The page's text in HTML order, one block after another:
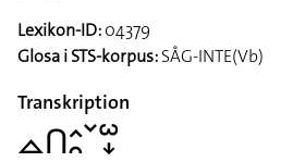
Lexikon-ID:04379
Glosa i STS-korpus:SÅG-INTE(Vb)
Transkription
􌤼􌤽􌤵􌥘􌥧􌥱􌦊